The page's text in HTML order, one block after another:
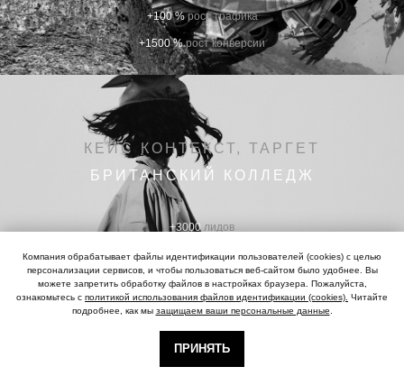
Компания обрабатывает файлы идентификации пользователей (cookies) с целью
персонализации сервисов, и чтобы пользоваться веб-сайтом было удобнее. Вы
можете запретить обработку файлов в настройках браузера. Пожалуйста,
ознакомьтесь с политикой использования файлов идентификации (cookies). Читайте
подробнее, как мы защищаем ваши персональные данные.
ПРИНЯТЬ
+100 %рост трафика
+1500 %рост конверсии
КЕЙС КОНТЕКСТ, ТАРГЕТ
БРИТАНСКИЙ КОЛЛЕДЖ
+3000 лидов
+5000подписчиков